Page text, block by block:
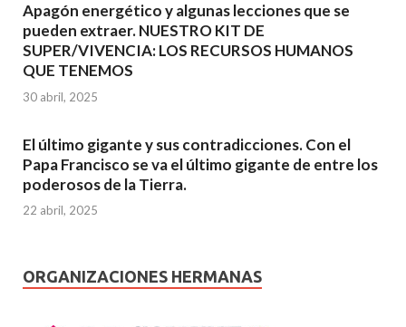
Apagón energético y algunas lecciones que se
pueden extraer. NUESTRO KIT DE
SUPER/VIVENCIA: LOS RECURSOS HUMANOS
QUE TENEMOS
30 abril, 2025
El último gigante y sus contradicciones. Con el
Papa Francisco se va el último gigante de entre los
poderosos de la Tierra.
22 abril, 2025
ORGANIZACIONES HERMANAS